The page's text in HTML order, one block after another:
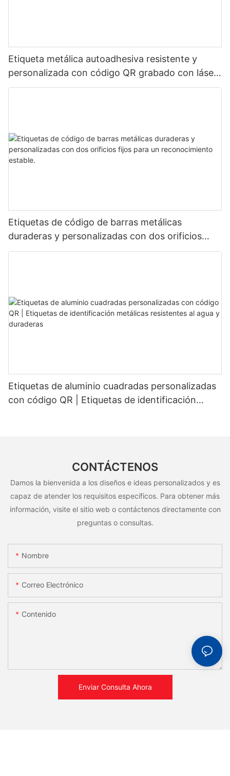
Etiqueta metálica autoadhesiva resistente y
personalizada con código QR grabado con láser,
etiqueta de código de barras de aluminio con
Etiquetas de código de barras metálicas
duraderas y personalizadas con dos orificios
fijos para un reconocimiento estable.
Etiquetas de aluminio cuadradas personalizadas
con código QR | Etiquetas de identificación
CONTÁCTENOS
Damos la bienvenida a los diseños e ideas personalizados y es
capaz de atender los requisitos específicos. Para obtener más
información, visite el sitio web o contáctenos directamente con
preguntas o consultas.
Nombre
Correo Electrónico
Contenido
Enviar Consulta Ahora